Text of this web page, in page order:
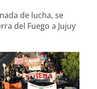
de lucha, se
del Fuego a Jujuy